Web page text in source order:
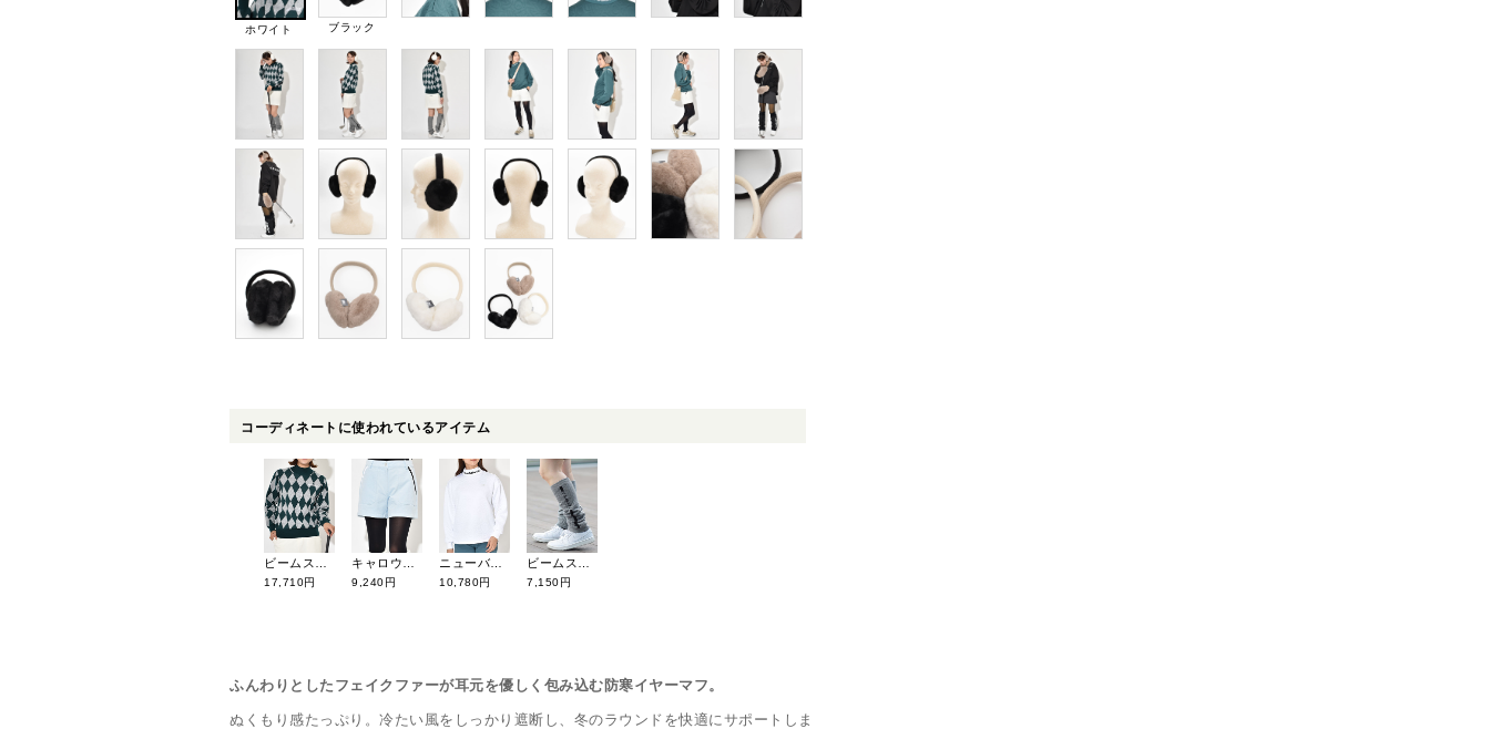
ホワイト ブラック
コーディネートに使われているアイテム
17,710円 9,240円 10,780円 7,150円
ふんわりとしたフェイクファーが耳元を優しく包み込む防寒イヤーマフ。
ぬくもり感たっぷり。冷たい風をしっかり遮断し、冬のラウンドを快適にサポートしま